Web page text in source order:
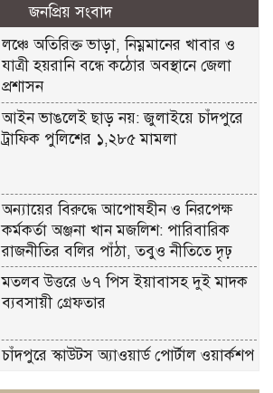
জনপ্রিয় সংবাদ
লঞ্চে অতিরিক্ত ভাড়া, নিম্নমানের খাবার ও
যাত্রী হয়রানি বন্ধে কঠোর অবস্থানে জেলা
প্রশাসন
আইন ভাঙলেই ছাড় নয়: জুলাইয়ে চাঁদপুরে
ট্রাফিক পুলিশের ১,২৮৫ মামলা
অন্যায়ের বিরুদ্ধে আপোষহীন ও নিরপেক্ষ
কর্মকর্তা অঞ্জনা খান মজলিশ: পারিবারিক
রাজনীতির বলির পাঁঠা, তবুও নীতিতে দৃঢ়
মতলব উত্তরে ৬৭ পিস ইয়াবাসহ দুই মাদক
ব্যবসায়ী গ্রেফতার
চাঁদপুরে স্কাউটস অ্যাওয়ার্ড পোর্টাল ওয়ার্কশপ